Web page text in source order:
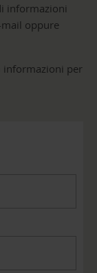
informazioni
oppure
informazioni per